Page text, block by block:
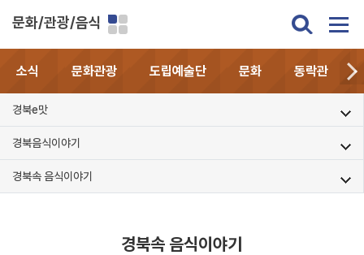
문화/관광/음식
소식 문화관광 도립예술단 문화 동락관
경북e맛
경북음식이야기
경북속 음식이야기
경북속 음식이야기